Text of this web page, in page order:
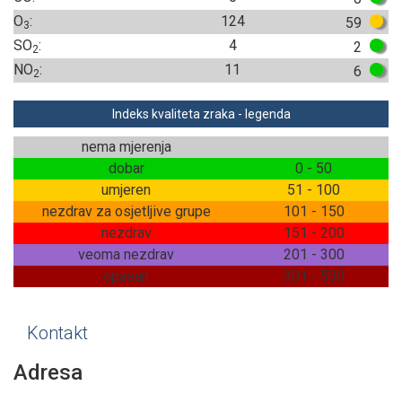
O3: 124
59
SO2: 4
2
NO2: 11 6
Indeks kvaliteta zraka - legenda
nema mjerenja
dobar
0 - 50
umjeren
51 - 100
nezdrav za osjetljive grupe
101 - 150
nezdrav
151 - 200
veoma nezdrav
201 - 300
opasan
301 - 500
Kontakt
Adresa